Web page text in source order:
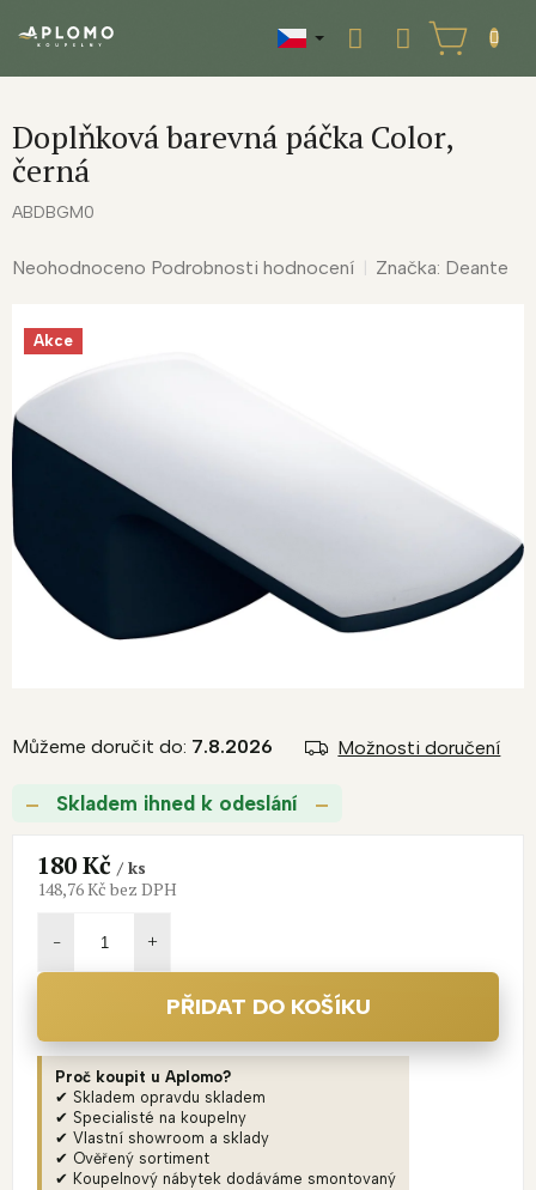
NÁKUPNÍ
KOŠÍK
Doplňková barevná páčka Color,
černá
ABDBGM0
Průměrné
5
hvězdiček.
Neohodnoceno Podrobnosti hodnocení Značka: Deante
Akce
Skladem ihned k odeslání
Můžeme doručit do: 7.8.2026 Možnosti doručení
180 Kč/ ks
148,76 Kč bez DPH
PŘIDAT DO KOŠÍKU
Proč koupit u Aplomo?
✔ Skladem opravdu skladem
✔ Specialisté na koupelny
✔ Vlastní showroom a sklady
✔ Ověřený sortiment
✔ Koupelnový nábytek dodáváme smontovaný